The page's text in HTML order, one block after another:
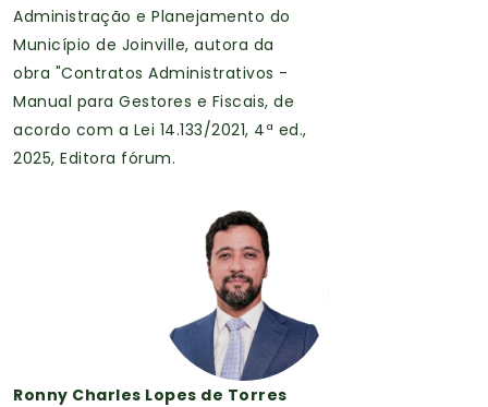
Administração e Planejamento do
Município de Joinville, autora da
obra "Contratos Administrativos -
Manual para Gestores e Fiscais, de
acordo com a Lei 14.133/2021, 4ª ed.,
2025, Editora fórum.
Ronny Charles Lopes de Torres